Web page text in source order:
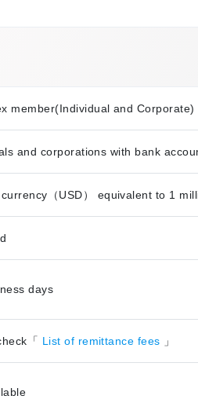
member(Individual and Corporate)
and corporations with bank
（USD） equivalent to 1
days
「 List of remittance fees 」